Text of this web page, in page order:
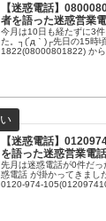
【迷惑電話】
者を語った迷惑営業
今月は10日も経たずに3
た。┐(´д｀)┌先日の15時
1822(08000801822) から
【迷惑電話】
を語った迷惑営業電
先月は迷惑電話が0件だ
惑電話 が掛かってきまし
0120-974-